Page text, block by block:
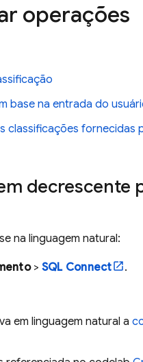
operações
base na entrada do
classificações fornecidas
decrescente
na linguagem natural:
> SQL Connect
.
em linguagem natural a